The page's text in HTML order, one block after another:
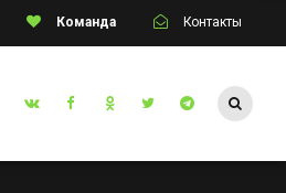
Команда Контакты